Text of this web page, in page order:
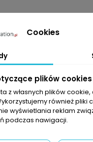
Cookies
plików cookies
z własnych plików
również pliki
wyświetlania reklam
podczas nawigacji.